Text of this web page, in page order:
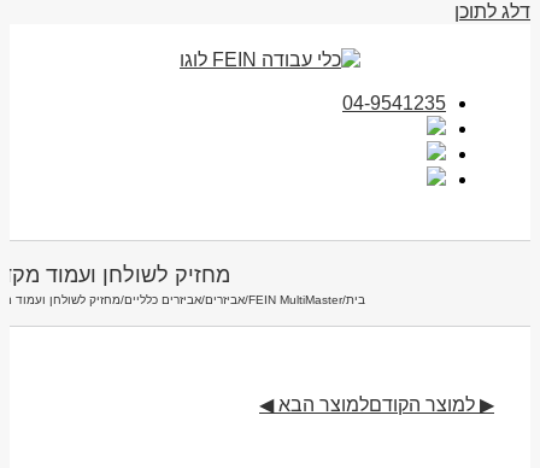
דלג לתוכן
04-9541235
מחזיק לשולחן ועמוד
בית/
FEIN MultiMaster
/אביזרים/אביזרים כלליים/מחזיק לשולחן ועמוד
▶ למוצר הקודםלמוצר הבא ◀